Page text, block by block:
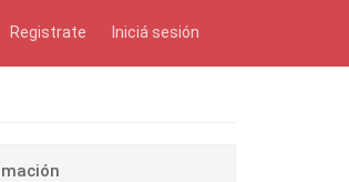
Registrate Iniciá sesión